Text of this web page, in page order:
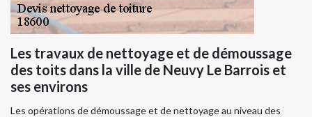
Les travaux de nettoyage et de démoussage
des toits dans la ville de Neuvy Le Barrois et
ses environs
Les opérations de démoussage et de nettoyage au niveau des